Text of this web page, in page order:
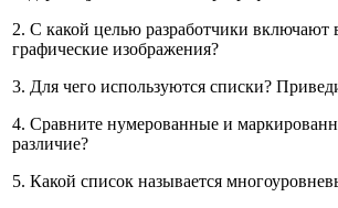
2. С какой целью разработчики
графические изображения?
3. Для чего используются списки?
4. Сравните нумерованные и
различие?
5. Какой список называется